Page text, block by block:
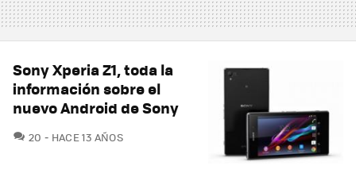
Sony Xperia Z1, toda la
información sobre el
nuevo Android de Sony
20 COMENTARIOS
HACE 13 AÑOS